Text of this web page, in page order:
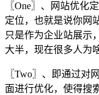
〖One〗、网站优化
定位，也就是说你网
只是作为企业站展示
大半，现在很多人为
〖Two〗、即通过对
面进行优化，使得搜